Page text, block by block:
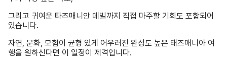
자연, 문화, 모험이 균형 있게 어우러진 완성도 높은 태즈매니아 여
행을 원하신다면 이 일정이 제격입니다.
1일차.